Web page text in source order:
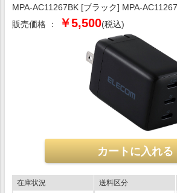
MPA-AC11267BK [ブラック] MPA-
販売価格 ：
￥5,500(税込)
在庫状況
送料区分